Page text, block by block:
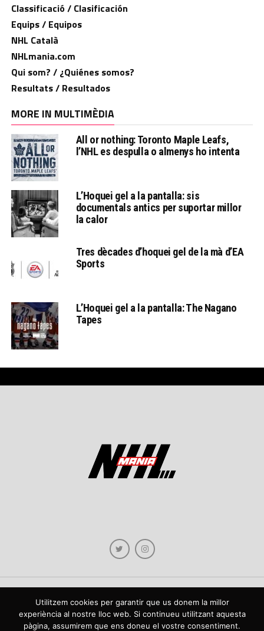
Classificació / Clasificación
Equips / Equipos
NHL Català
NHLmania.com
Qui som? / ¿Quiénes somos?
Resultats / Resultados
MORE IN MULTIMÈDIA
All or nothing: Toronto Maple Leafs,
l’NHL es despulla o almenys ho intenta
L’Hoquei gel a la pantalla: sis
documentals antics per suportar millor
la calor
Tres dècades d’hoquei gel de la mà d’EA
Sports
L’Hoquei gel a la pantalla: The Nagano
Tapes
Copyright © 2021 NHLmania.com. Tots els drets reservats / Todos los derechos
reservados. NHLmania és una web dedicada a la difusió de contingut sobre la
Utilitzem cookies per garantir que us donem la millor
experiència al nostre lloc web. Si continueu utilitzant aquesta
pàgina, assumirem que ens doneu el vostre consentiment.